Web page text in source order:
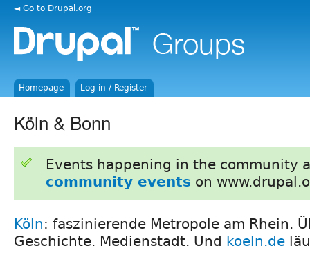
◄ Go to Drupal.org
Homepage Log in / Register
Köln & Bonn
Events happening in the community
community events on
Köln: faszinierende Metropole am Rhein.
Geschichte. Medienstadt. Und koeln.de